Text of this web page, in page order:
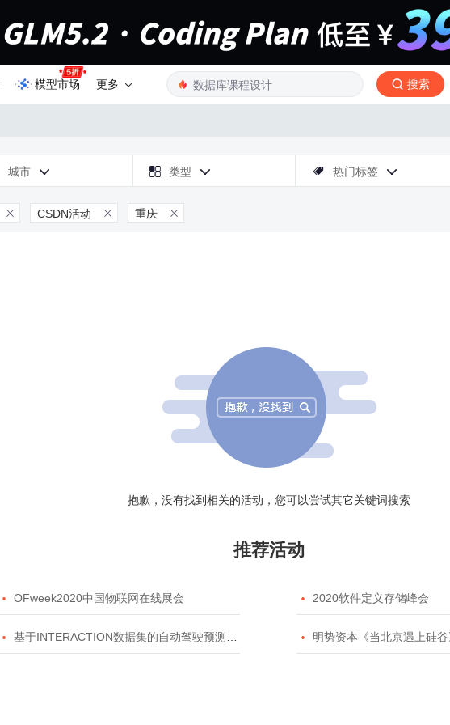
模型市场 更多 搜索
城市   类型   热门标签 
 CSDN活动  重庆 
抱歉，没有找到相关的活动，您可以尝试其它关键词搜索
推荐活动
 OFweek2020中国物联网在线展会  2020软件定义存储峰会
 基于INTERACTION数据集的自动驾驶预测模型挑战赛  明势资本《当北京遇上硅谷》系列